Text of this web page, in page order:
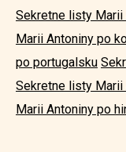
Sekretne listy Marii
Marii Antoniny po
po portugalsku
Sekretne listy Marii
Marii Antoniny po